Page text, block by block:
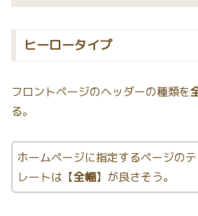
ヒーロータイプ
フロントページのヘッダーの種類を
る。
ホームページに指定するページの
レートは【全幅】が良さそう。